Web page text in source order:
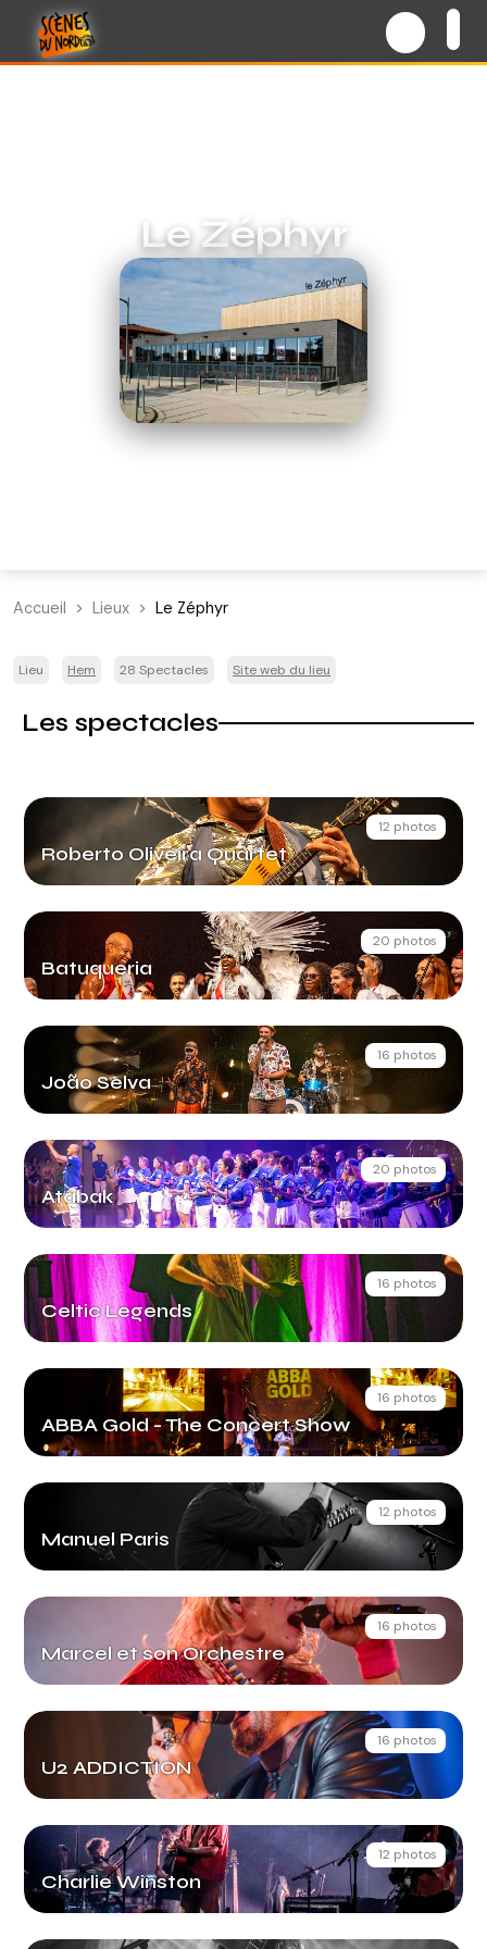
Le Zéphyr
Accueil Lieux Le Zéphyr
Lieu Hem 28 Spectacles Site web du lieu
Les spectacles
12 photos
Roberto Oliveira Quartet
20 photos
Batuqueria
16 photos
João Selva
20 photos
Atabak
16 photos
Celtic Legends
16 photos
ABBA Gold - The Concert Show
12 photos
Manuel Paris
16 photos
Marcel et son Orchestre
16 photos
U2 ADDICTION
12 photos
Charlie Winston